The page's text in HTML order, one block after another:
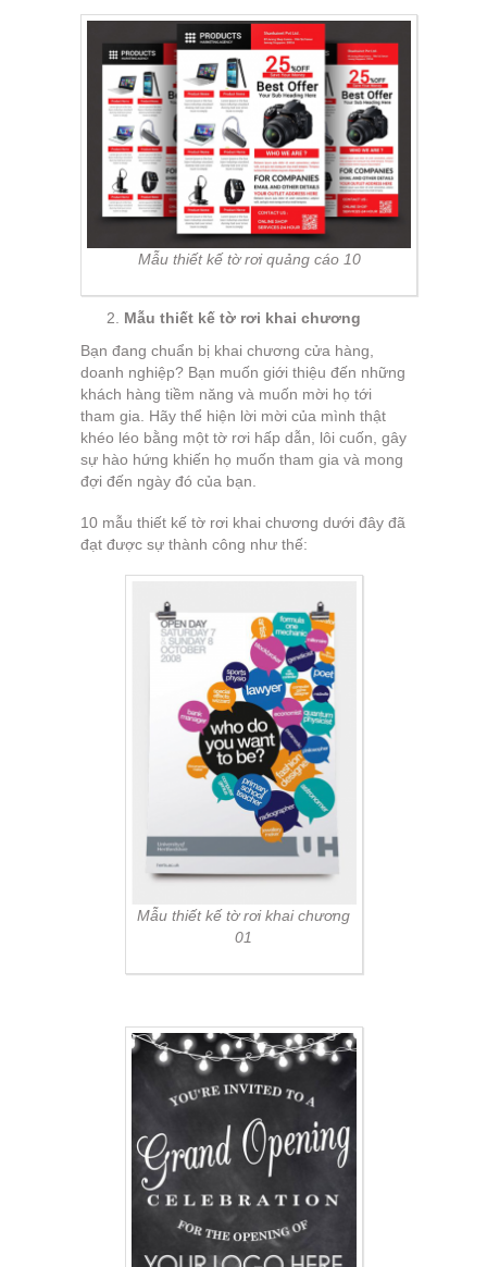
Mẫu thiết kế tờ rơi quảng cáo 10
Mẫu thiết kế tờ rơi khai chương
Bạn đang chuẩn bị khai chương cửa hàng,
doanh nghiệp? Bạn muốn giới thiệu đến những
khách hàng tiềm năng và muốn mời họ tới
tham gia. Hãy thể hiện lời mời của mình thật
khéo léo bằng một tờ rơi hấp dẫn, lôi cuốn, gây
sự hào hứng khiến họ muốn tham gia và mong
đợi đến ngày đó của bạn.
10 mẫu thiết kế tờ rơi khai chương dưới đây đã
đạt được sự thành công như thế:
Mẫu thiết kế tờ rơi khai chương
01